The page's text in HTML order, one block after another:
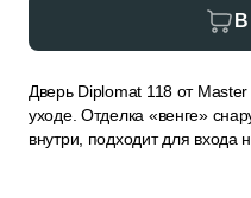
Дверь Diplomat 118 от
уходе. Отделка «венге»
внутри, подходит для входа